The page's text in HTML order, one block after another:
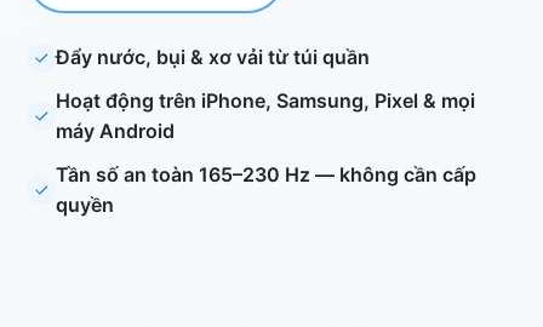
Đẩy nước, bụi & xơ vải từ túi quần
Hoạt động trên iPhone, Samsung, Pixel & mọi
máy Android
Tần số an toàn 165–230 Hz — không cần cấp
quyền